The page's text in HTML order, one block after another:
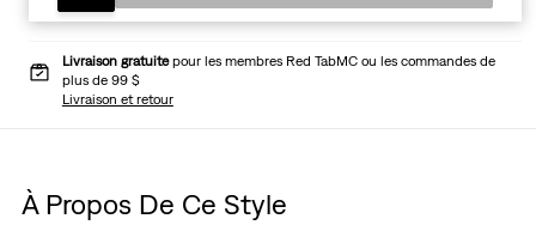
Livraison gratuitepour les membres Red TabMC ou les commandes de
plus de 99 $
Livraison et retour
À Propos De Ce Style